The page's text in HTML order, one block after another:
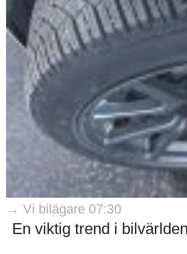
→ Vi bilägare 07:30
En viktig trend i